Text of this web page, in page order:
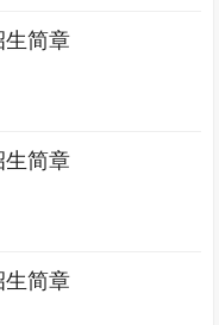
生简章
生简章
生简章